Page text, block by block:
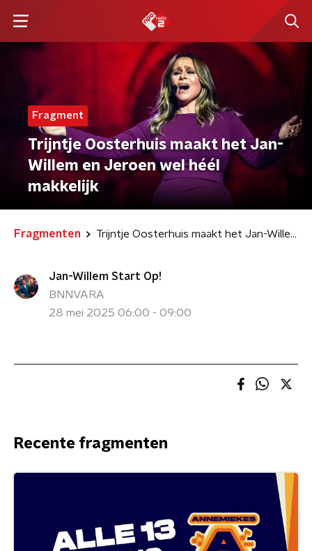
Fragment
Trijntje Oosterhuis maakt het Jan-
Willem en Jeroen wel héél
makkelijk
Fragmenten Trijntje Oosterhuis maakt het Jan-Willem en Jeroen wel héél makkelijk
Jan-Willem Start Op!
BNNVARA
28 mei 2025 06:00 - 09:00
Recente fragmenten